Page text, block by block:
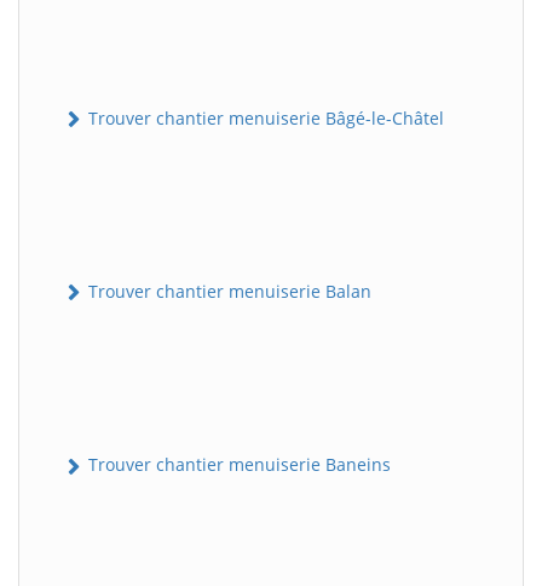
Trouver chantier menuiserie Bâgé-le-Châtel
Trouver chantier menuiserie Balan
Trouver chantier menuiserie Baneins